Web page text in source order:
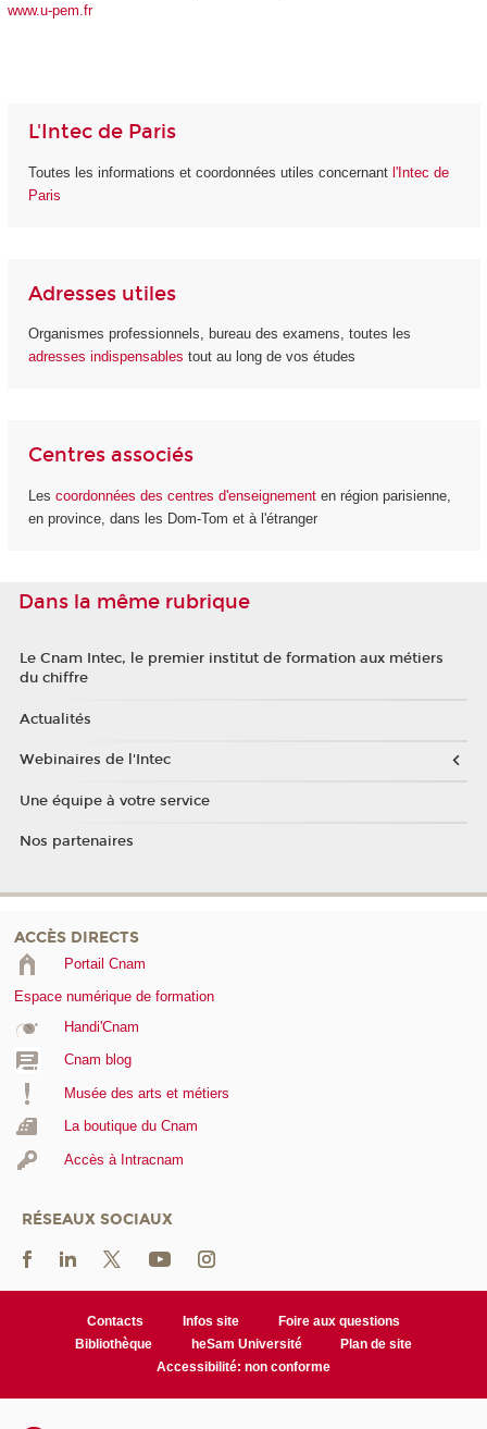
www.u-pem.fr
L'Intec de Paris
Toutes les informations et coordonnées utiles concernant l'Intec de
Paris
Adresses utiles
Organismes professionnels, bureau des examens, toutes les
adresses indispensables tout au long de vos études
Centres associés
Les coordonnées des centres d'enseignement en région parisienne,
en province, dans les Dom-Tom et à l'étranger
Dans la même rubrique
Le Cnam Intec, le premier institut de formation aux métiers
du chiffre
Actualités
Webinaires de l'Intec
Une équipe à votre service
Nos partenaires
ACCÈS DIRECTS
Portail Cnam
Espace numérique de formation
Handi'Cnam
Cnam blog
Musée des arts et métiers
La boutique du Cnam
Accès à Intracnam
RÉSEAUX SOCIAUX
Contacts Infos site
Foire aux questions
Bibliothèque
heSam Université
Plan de site
Accessibilité: non conforme